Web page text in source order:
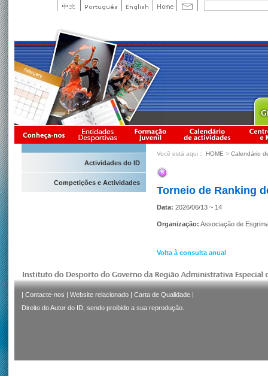
Actividades do ID
Competições e Actividades
Você está aqui： HOME > Calendário
Torneio de Ranking
Data: 2026/06/13 ~ 14
Organização: Associação de
Volta à consulta anual
| Contacte-nos | Website relacionado | Carta de Qualidade |
Direito do Autor do ID, sendo proibido a sua reprodução.